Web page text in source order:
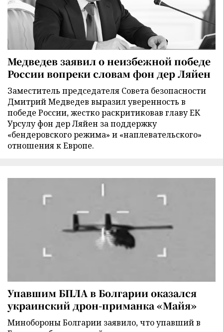
Медведев заявил о неизбежной победе
России вопреки словам фон дер Ляйен
Заместитель председателя Совета безопасности
Дмитрий Медведев выразил уверенность в
победе России, жестко раскритиковав главу ЕК
Урсулу фон дер Ляйен за поддержку
«бендеровского режима» и «наплевательского»
отношения к Европе.
Упавшим БПЛА в Болгарии оказался
украинский дрон-приманка «Майя»
Минобороны Болгарии заявило, что упавший в